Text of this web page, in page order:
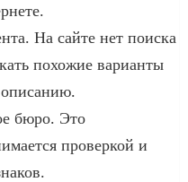
На сайте нет поиска
похожие варианты
бюро. Это
проверкой и